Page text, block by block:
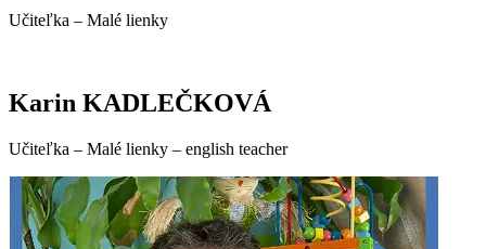
Učiteľka – Malé lienky
Karin KADLEČKOVÁ
Učiteľka – Malé lienky – english teacher